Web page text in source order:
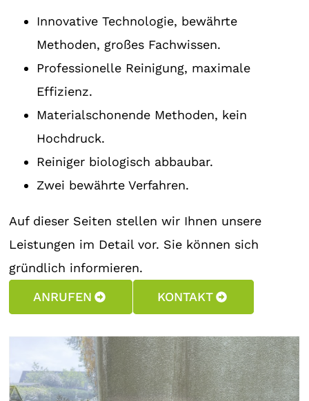
Innovative Technologie, bewährte
Methoden, großes Fachwissen.
Professionelle Reinigung, maximale
Effizienz.
Materialschonende Methoden, kein
Hochdruck.
Reiniger biologisch abbaubar.
Zwei bewährte Verfahren.
Auf dieser Seiten stellen wir Ihnen unsere
Leistungen im Detail vor. Sie können sich
gründlich informieren.
ANRUFEN
KONTAKT